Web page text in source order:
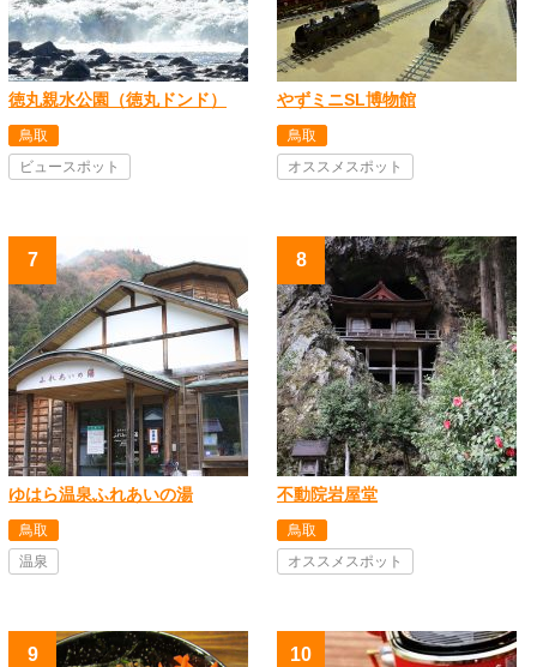
徳丸親水公園（徳丸ドンド）
鳥取
ビュースポット
やずミニSL博物館
鳥取
オススメスポット
ゆはら温泉ふれあいの湯
鳥取
温泉
不動院岩屋堂
鳥取
オススメスポット